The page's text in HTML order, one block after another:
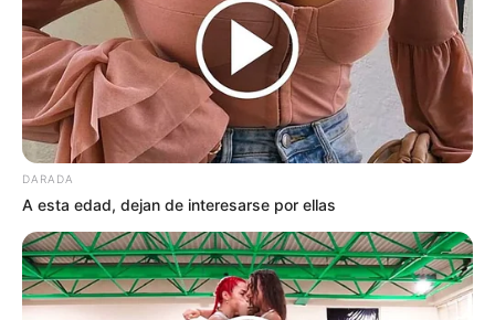
no escuchábamos desde la época en que mi
madre vivía.
—Conocí a alguien —dijo.
—Se llamaMarina.
DARADA
A esta edad, dejan de interesarse por ellas